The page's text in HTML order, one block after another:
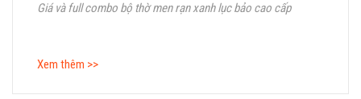
Giá và full combo bộ thờ men rạn xanh lục bảo cao cấp
Xem thêm >>